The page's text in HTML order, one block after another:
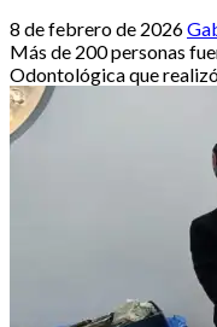
8 de febrero de 2026
Más de 200 personas
Odontológica que realizó